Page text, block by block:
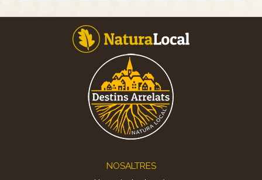
NOSALTRES